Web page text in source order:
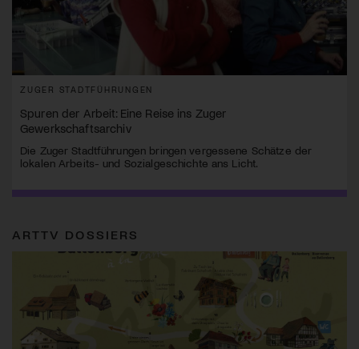
ZUGER STADTFÜHRUNGEN
Spuren der Arbeit: Eine Reise ins Zuger
Gewerkschaftsarchiv
Die Zuger Stadtführungen bringen vergessene Schätze der
lokalen Arbeits- und Sozialgeschichte ans Licht.
ARTTV DOSSIERS